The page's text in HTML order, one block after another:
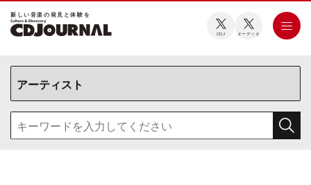
新しい⾳楽の発⾒と体験を
CDJ オーディオ